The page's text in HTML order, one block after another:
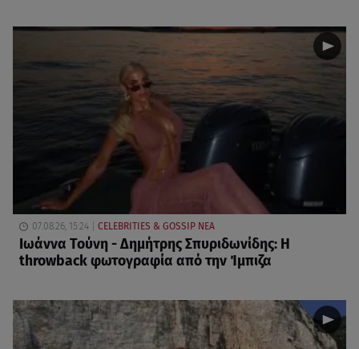
07.08.26, 15:24 CELEBRITIES & GOSSIP ΝΕΑ
Ιωάννα Τούνη - Δημήτρης Σπυριδωνίδης: Η
throwback φωτογραφία από την Ίμπιζα